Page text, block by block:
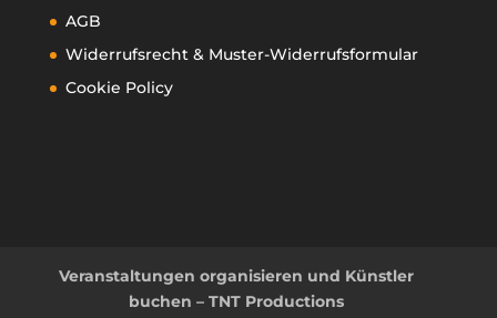
AGB
Widerrufsrecht & Muster-Widerrufsformular
Cookie Policy
Veranstaltungen organisieren und Künstler
buchen – TNT Productions